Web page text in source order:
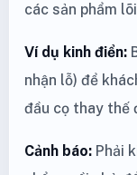
các sản phẩm
Ví dụ kinh điển:
nhận lỗ) để
đầu cọ thay thế
Cảnh báo: Phải